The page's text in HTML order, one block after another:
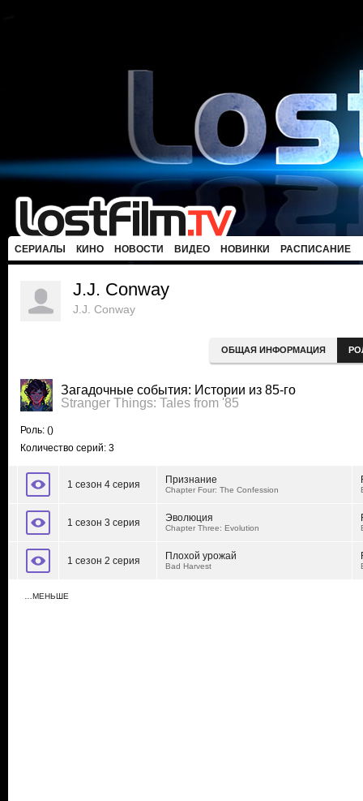
СЕРИАЛЫ КИНО НОВОСТИ ВИДЕО НОВИНКИ РАСПИСАНИЕ
J.J. Conway
J.J. Conway
ОБЩАЯ ИНФОРМАЦИЯ
Загадочные события: Истории из 85-го
Stranger Things: Tales from '85
Роль: ()
Количество серий: 3
1 сезон 4 серия Признание
Chapter Four: The Confession
1 сезон 3 серия Эволюция
Chapter Three: Evolution
1 сезон 2 серия Плохой урожай
Bad Harvest
…МЕНЬШЕ